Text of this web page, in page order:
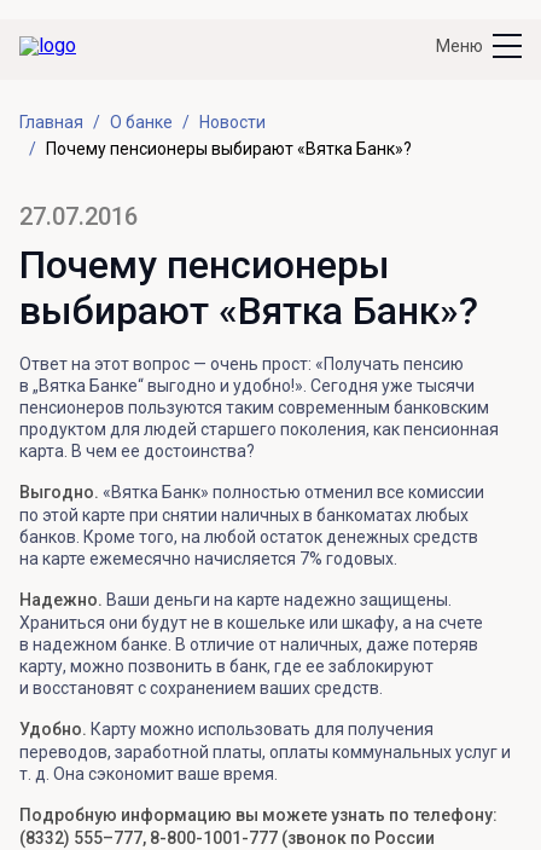
Меню
Главная О банке
Новости
Почему пенсионеры выбирают «Вятка Банк»?
27.07.2016
Почему пенсионеры
выбирают «Вятка Банк»?
Ответ на этот вопрос — очень прост: «Получать пенсию
в „Вятка Банке“ выгодно и удобно!». Сегодня уже тысячи
пенсионеров пользуются таким современным банковским
продуктом для людей старшего поколения, как пенсионная
карта. В чем ее достоинства?
Выгодно. «Вятка Банк» полностью отменил все комиссии
по этой карте при снятии наличных в банкоматах любых
банков. Кроме того, на любой остаток денежных средств
на карте ежемесячно начисляется 7% годовых.
Надежно. Ваши деньги на карте надежно защищены.
Храниться они будут не в кошельке или шкафу, а на счете
в надежном банке. В отличие от наличных, даже потеряв
карту, можно позвонить в банк, где ее заблокируют
и восстановят с сохранением ваших средств.
Удобно. Карту можно использовать для получения
переводов, заработной платы, оплаты коммунальных услуг и
т. д. Она сэкономит ваше время.
Подробную информацию вы можете узнать по телефону:
(8332) 555–777, 8-800-1001-777 (звонок по России